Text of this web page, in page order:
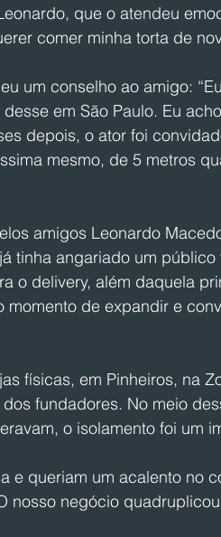
que o atendeu
comer minha torta de
um conselho ao amigo:
em São Paulo. Eu
depois, o ator foi
mesmo, de 5 metros
amigos Leonardo
tinha angariado um
o delivery, além daquela
momento de expandir e
físicas, em Pinheiros, na
fundadores. No meio
o isolamento foi um
e queriam um acalento no
nosso negócio